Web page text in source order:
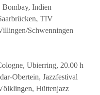
Indien
TIV
Schwenningen
Ubierring, 20.00 h
Obertein, Jazzfestival
Hüttenjazz